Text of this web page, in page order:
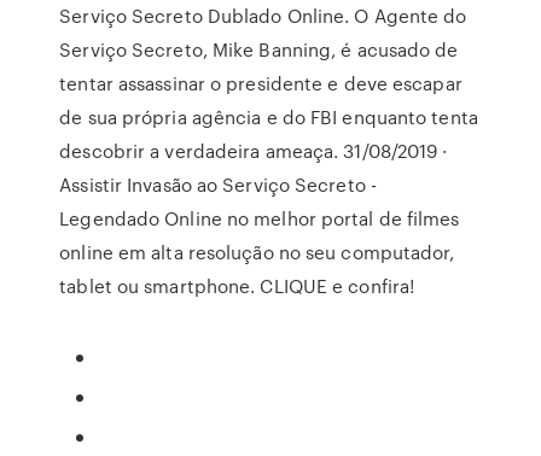
Serviço Secreto Dublado Online. O Agente do
Serviço Secreto, Mike Banning, é acusado de
tentar assassinar o presidente e deve escapar
de sua própria agência e do FBI enquanto tenta
descobrir a verdadeira ameaça. 31/08/2019 ·
Assistir Invasão ao Serviço Secreto -
Legendado Online no melhor portal de filmes
online em alta resolução no seu computador,
tablet ou smartphone. CLIQUE e confira!